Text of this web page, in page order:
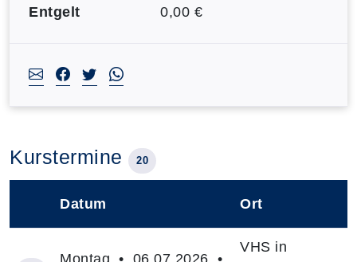
Entgelt 0,00 €
Kurstermine 20
Datum Ort
Montag • 06.07.2026 •
VHS in